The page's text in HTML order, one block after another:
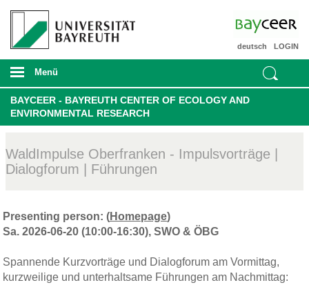
LOGIN
deutsch
Menü
BAYCEER - BAYREUTH CENTER OF ECOLOGY AND
ENVIRONMENTAL RESEARCH
WaldImpulse Oberfranken - Impulsvorträge |
Dialogforum | Führungen
Presenting person: (Homepage)
Sa. 2026-06-20 (10:00-16:30), SWO & ÖBG
Spannende Kurzvorträge und Dialogforum am Vormittag,
kurzweilige und unterhaltsame Führungen am Nachmittag: